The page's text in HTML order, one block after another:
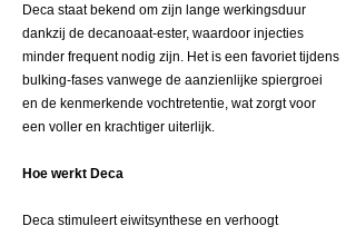
Deca staat bekend om zijn lange werkingsduur
dankzij de decanoaat-ester, waardoor injecties
minder frequent nodig zijn. Het is een favoriet tijdens
bulking-fases vanwege de aanzienlijke spiergroei
en de kenmerkende vochtretentie, wat zorgt voor
een voller en krachtiger uiterlijk.
Hoe werkt Deca
Deca stimuleert eiwitsynthese en verhoogt